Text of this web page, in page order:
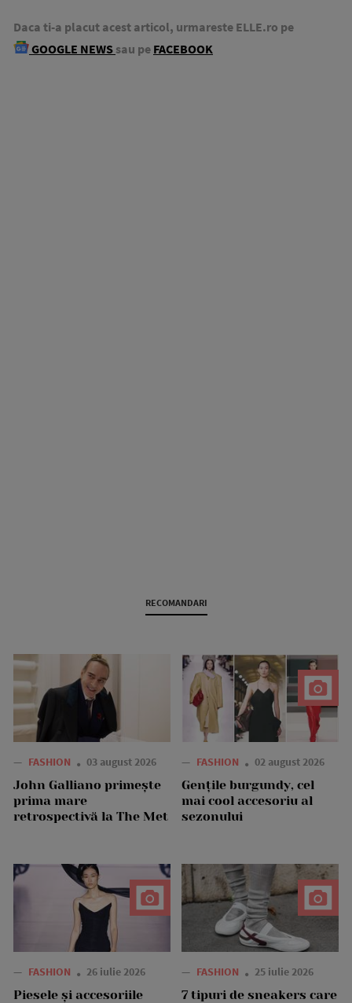
Daca ti-a placut acest articol, urmareste ELLE.ro pe
GOOGLE NEWS sau pe FACEBOOK
RECOMANDARI
— FASHION 03 august 2026
John Galliano primește
prima mare
retrospectivă la The Met
— FASHION 02 august 2026
Gențile burgundy, cel
mai cool accesoriu al
sezonului
— FASHION 26 iulie 2026
Piesele și accesoriile
— FASHION 25 iulie 2026
7 tipuri de sneakers care